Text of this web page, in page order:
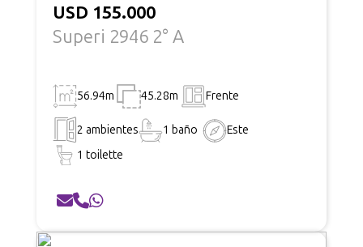
USD 155.000
Superi 2946 2° A
56.94m 45.28m Frente
2 ambientes 1 baño
Este
1 toilette